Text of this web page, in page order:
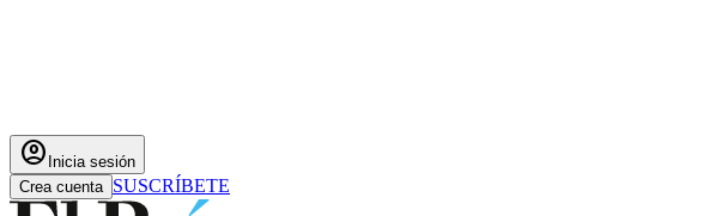
account_circle Inicia sesión
Crea cuenta SUSCRÍBETE